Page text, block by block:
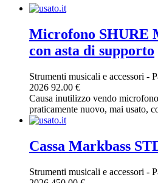
Microfono SHURE
con asta di supporto
Strumenti musicali e accessori -
2026 92.00 €
Causa inutilizzo vendo
praticamente nuovo, mai usato,
Cassa Markbass
Strumenti musicali e accessori -